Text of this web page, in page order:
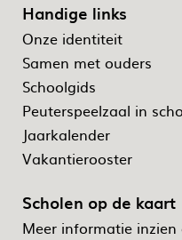
Handige links
Onze identiteit
Samen met ouders
Schoolgids
Peuterspeelzaal in
Jaarkalender
Vakantierooster
Scholen op de kaart
Meer informatie inzien